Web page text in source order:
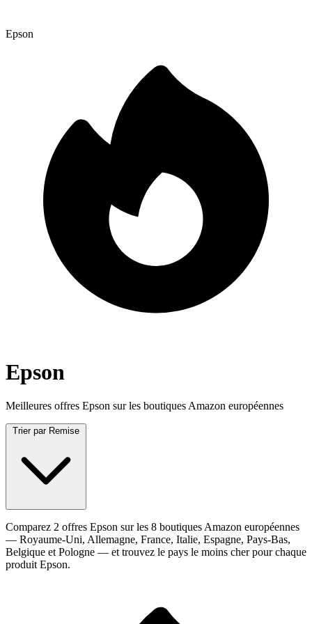
Epson
Epson
Meilleures offres Epson sur les boutiques Amazon européennes
Trier par Remise
Comparez 2 offres Epson sur les 8 boutiques Amazon européennes
— Royaume-Uni, Allemagne, France, Italie, Espagne, Pays-Bas,
Belgique et Pologne — et trouvez le pays le moins cher pour chaque
produit Epson.